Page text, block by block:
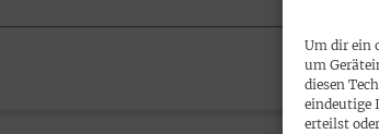
Um dir ein
um
diesen
eindeutige
erteilst